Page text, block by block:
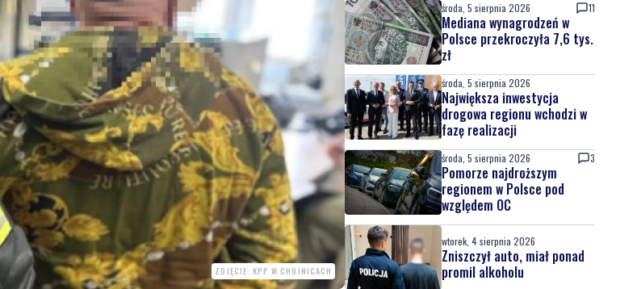
ZDJĘCIE: KPP W CHOJNICACH
środa, 5 sierpnia 2026 11
Mediana wynagrodzeń w
Polsce przekroczyła 7,6 tys.
zł
środa, 5 sierpnia 2026
Największa inwestycja
drogowa regionu wchodzi w
fazę realizacji
środa, 5 sierpnia 2026 3
Pomorze najdroższym
regionem w Polsce pod
względem OC
wtorek, 4 sierpnia 2026
Zniszczył auto, miał ponad
promil alkoholu